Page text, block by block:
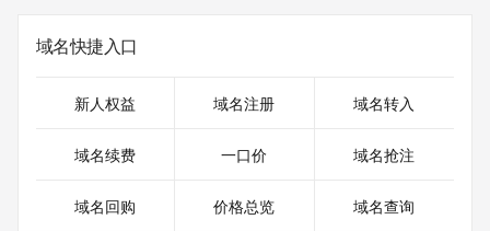
域名快捷入口
新人权益 域名注册 域名转入
域名续费 一口价 域名抢注
域名回购 价格总览 域名查询